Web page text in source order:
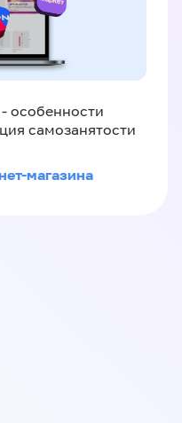
- особенности
самозанятости
магазина